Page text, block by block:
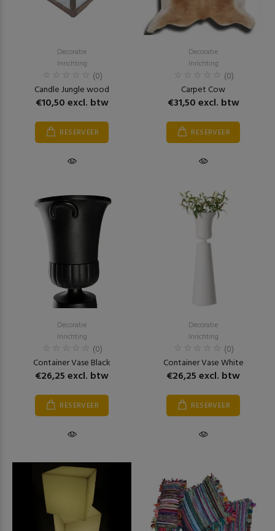
Decoratie
Inrichting
(0)
Candle Jungle wood
€10,50 excl. btw
RESERVEER
Decoratie
Inrichting
(0)
Carpet Cow
€31,50 excl. btw
RESERVEER
Decoratie
Inrichting
(0)
Container Vase Black
€26,25 excl. btw
RESERVEER
Decoratie
Inrichting
(0)
Container Vase White
€26,25 excl. btw
RESERVEER